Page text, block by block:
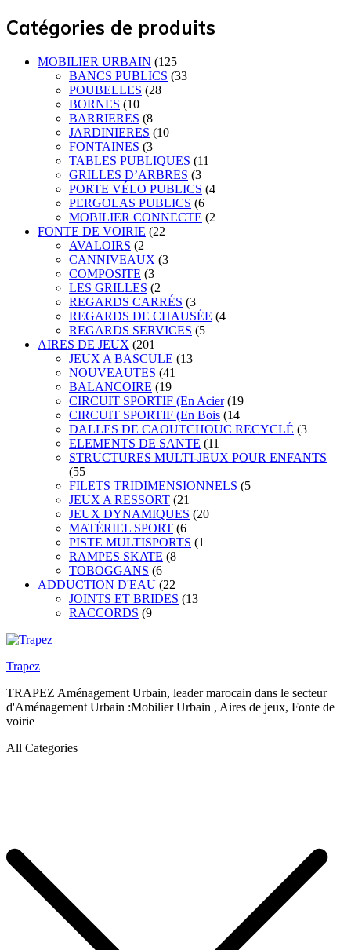
Catégories de produits
MOBILIER URBAIN (125
BANCS PUBLICS (33
POUBELLES (28
BORNES (10
BARRIERES (8
JARDINIERES (10
FONTAINES (3
TABLES PUBLIQUES (11
GRILLES D’ARBRES (3
PORTE VÉLO PUBLICS (4
PERGOLAS PUBLICS (6
MOBILIER CONNECTE (2
FONTE DE VOIRIE (22
AVALOIRS (2
CANNIVEAUX (3
COMPOSITE (3
LES GRILLES (2
REGARDS CARRÉS (3
REGARDS DE CHAUSÉE (4
REGARDS SERVICES (5
AIRES DE JEUX (201
JEUX A BASCULE (13
NOUVEAUTES (41
BALANCOIRE (19
CIRCUIT SPORTIF (En Acier (19
CIRCUIT SPORTIF (En Bois (14
DALLES DE CAOUTCHOUC RECYCLÉ (3
ELEMENTS DE SANTE (11
STRUCTURES MULTI-JEUX POUR ENFANTS
(55
FILETS TRIDIMENSIONNELS (5
JEUX A RESSORT (21
JEUX DYNAMIQUES (20
MATÉRIEL SPORT (6
PISTE MULTISPORTS (1
RAMPES SKATE (8
TOBOGGANS (6
ADDUCTION D'EAU (22
JOINTS ET BRIDES (13
RACCORDS (9
Trapez
TRAPEZ Aménagement Urbain, leader marocain dans le secteur
d'Aménagement Urbain :Mobilier Urbain , Aires de jeux, Fonte de
voirie
All Categories